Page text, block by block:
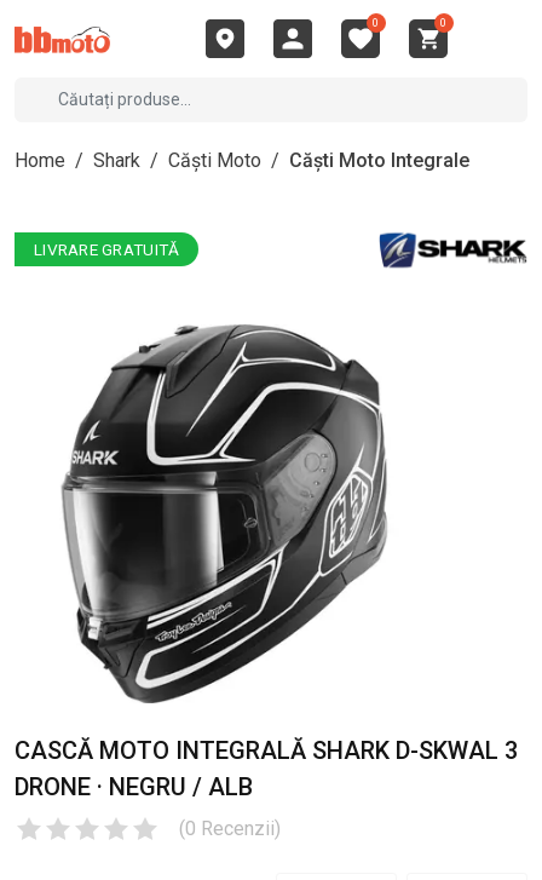
0 0
Home / Shark / Căști Moto / Căști Moto Integrale
LIVRARE GRATUITĂ
CASCĂ MOTO INTEGRALĂ SHARK D-SKWAL 3
DRONE · NEGRU / ALB
(0 Recenzii)